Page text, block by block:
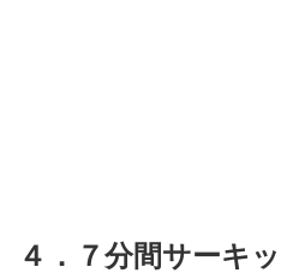
４．７分間サーキ